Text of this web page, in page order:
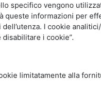
specifico vengono
informazioni per
I cookie
i cookie”.
limitatamente alla